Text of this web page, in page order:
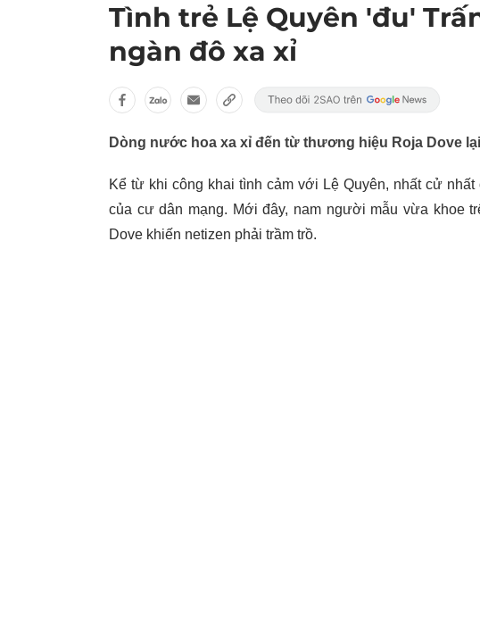
Tình trẻ Lệ Quyên 'đu'
ngàn đô xa xỉ
Dòng nước hoa xa xỉ đến từ thương hiệu Roja Dove
Kể từ khi công khai tình cảm với Lệ Quyên, nhất cử nhất
của cư dân mạng. Mới đây, nam người mẫu vừa khoe
Dove khiến netizen phải trầm trồ.